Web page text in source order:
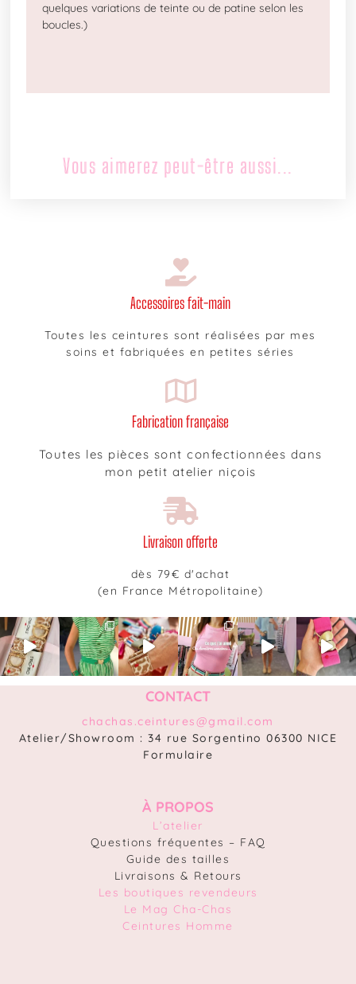
quelques variations de teinte ou de patine selon les
boucles.)
Vous aimerez peut-être aussi...
Accessoires fait-main
Toutes les ceintures sont réalisées par mes
soins et fabriquées en petites séries
Fabrication française
Toutes les pièces sont confectionnées dans
mon petit atelier niçois
Livraison offerte
dès 79€ d'achat
(en France Métropolitaine)
CONTACT
chachas.ceintures@gmail.com
Atelier/Showroom : 34 rue Sorgentino 06300 NICE
Formulaire
À PROPOS
L’atelier
Questions fréquentes – FAQ
Guide des tailles
Livraisons & Retours
Les boutiques revendeurs
Le Mag Cha-Chas
Ceintures Homme